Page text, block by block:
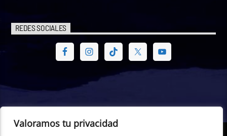
Valoramos tu privacidad
REDES SOCIALES